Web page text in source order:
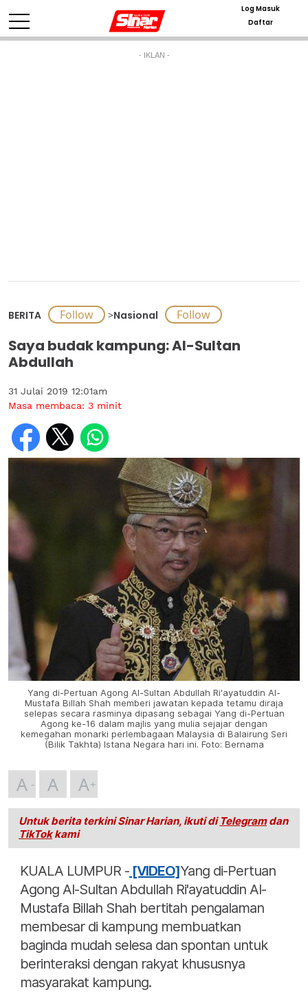
Log Masuk
Daftar
- IKLAN -
BERITA >Nasional
Saya budak kampung: Al-Sultan
Abdullah
31 Julai 2019 12:01am
Masa membaca: 3 minit
Yang di-Pertuan Agong Al-Sultan Abdullah Ri'ayatuddin Al-
Mustafa Billah Shah memberi jawatan kepada tetamu diraja
selepas secara rasminya dipasang sebagai Yang di-Pertuan
Agong ke-16 dalam majlis yang mulia sejajar dengan
kemegahan monarki perlembagaan Malaysia di Balairung Seri
(Bilik Takhta) Istana Negara hari ini. Foto: Bernama
A A A
Untuk berita terkini Sinar Harian, ikuti di Telegramdan
TikTokkami
KUALA LUMPUR - [VIDEO]Yang di-Pertuan
Agong Al-Sultan Abdullah Ri'ayatuddin Al-
Mustafa Billah Shah bertitah pengalaman
membesar di kampung membuatkan
baginda mudah selesa dan spontan untuk
berinteraksi dengan rakyat khususnya
masyarakat kampung.